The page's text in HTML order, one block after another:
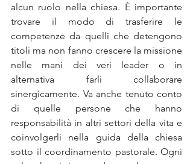
alcun ruolo nella chiesa. È importante
trovare il modo di trasferire le
competenze da quelli che detengono
titoli ma non fanno crescere la missione
nelle mani dei veri leader o in
alternativa farli collaborare
sinergicamente. Va anche tenuto conto
di quelle persone che hanno
responsabilità in altri settori della vita e
coinvolgerli nella guida della chiesa
sotto il coordinamento pastorale. Ogni